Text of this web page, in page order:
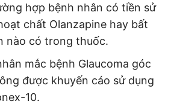
hợp bệnh nhân có tiền sử
chất Olanzapine hay bất
nào có trong thuốc.
mắc bệnh Glaucoma góc
được khuyến cáo sử dụng
10.